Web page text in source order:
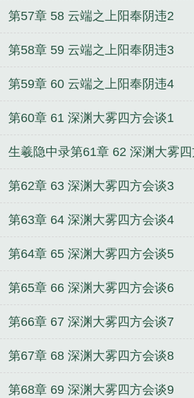
第57章 58 云端之上阳奉阴违2
第58章 59 云端之上阳奉阴违3
第59章 60 云端之上阳奉阴违4
第60章 61 深渊大雾四方会谈1
生羲隐中录第61章 62 深渊大雾
第62章 63 深渊大雾四方会谈3
第63章 64 深渊大雾四方会谈4
第64章 65 深渊大雾四方会谈5
第65章 66 深渊大雾四方会谈6
第66章 67 深渊大雾四方会谈7
第67章 68 深渊大雾四方会谈8
第68章 69 深渊大雾四方会谈9